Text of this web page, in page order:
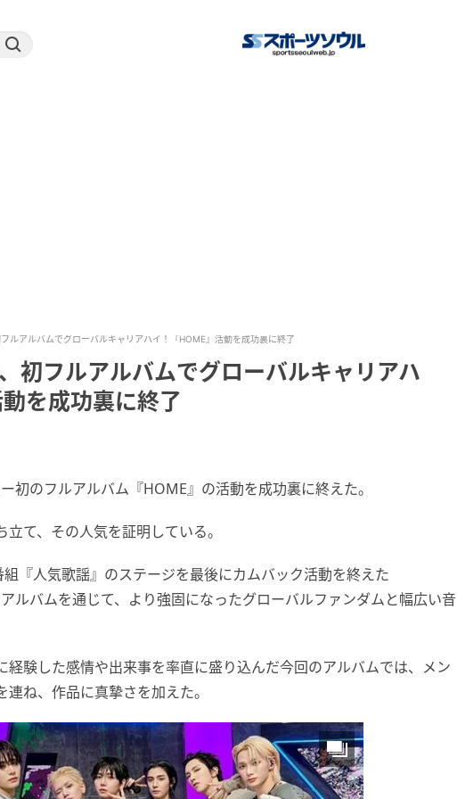
ルアルバムでグローバルキャリアハイ！『HOME』活動を成功裏に終了
初フルアルバムでグローバルキャリアハ
を成功裏に終了
初のフルアルバム『HOME』の活動を成功裏に終えた。
て、その人気を証明している。
『人気歌謡』のステージを最後にカムバック活動を終えた
ルバムを通じて、より強固になったグローバルファンダムと幅広い音
経験した感情や出来事を率直に盛り込んだ今回のアルバムでは、メン
ね、作品に真摯さを加えた。